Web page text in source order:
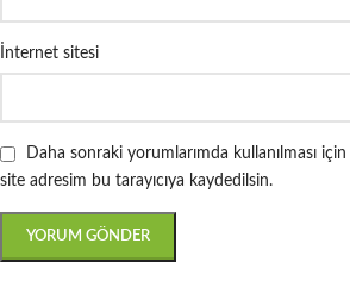
İnternet sitesi
Daha sonraki yorumlarımda kullanılması
site adresim bu tarayıcıya kaydedilsin.